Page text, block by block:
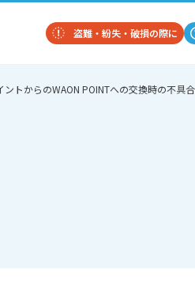
盗難・紛失・破損の際に
トからのWAON POINTへの交換時の不具